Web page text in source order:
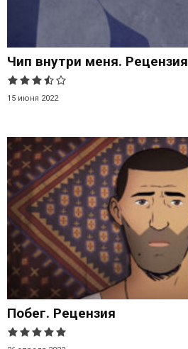
Чип внутри меня. Рецензия
15 июня 2022
Побег. Рецензия